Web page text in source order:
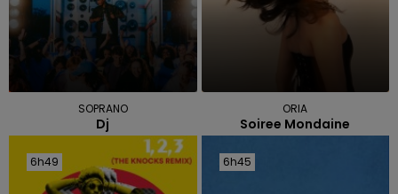
SOPRANO
Dj
ORIA
Soiree Mondaine
6h49
6h49 6h45
6h45